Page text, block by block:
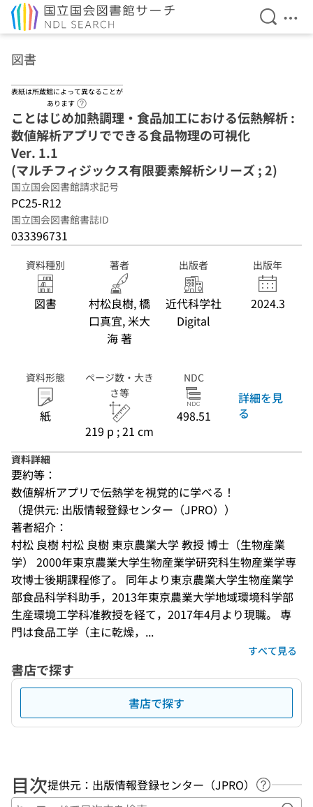
検索を
メ
図書
表紙は所蔵館によって異なることが
あります
ことはじめ加熱調理・食品加工における伝熱解析 :
数値解析アプリでできる食品物理の可視化
Ver. 1.1
(マルチフィジックス有限要素解析シリーズ ; 2)
国立国会図書館請求記号
PC25-R12
国立国会図書館書誌ID
033396731
資料種別
図書
著者
村松良樹, 橋
口真宜, 米大
海 著
出版者
近代科学社
Digital
出版年
2024.3
資料形態
紙
ページ数・大き
さ等
219 p ; 21 cm
NDC
498.51
詳細を見
る
資料詳細
要約等：
数値解析アプリで伝熱学を視覚的に学べる！
（提供元: 出版情報登録センター（JPRO））
著者紹介：
村松 良樹 村松 良樹 東京農業大学 教授 博士（生物産業
学） 2000年東京農業大学生物産業学研究科生物産業学専
攻博士後期課程修了。 同年より東京農業大学生物産業学
部食品科学科助手，2013年東京農業大学地域環境科学部
生産環境工学科准教授を経て，2017年4月より現職。 専
門は食品工学（主に乾燥，...
すべて見る
書店で探す
書店で探す
目次提供元：出版情報登録センター（JPRO）
ヘルプペ